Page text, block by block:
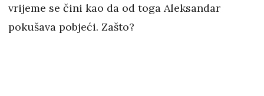
vrijeme se čini kao da od toga Aleksandar
pokušava pobjeći. Zašto?